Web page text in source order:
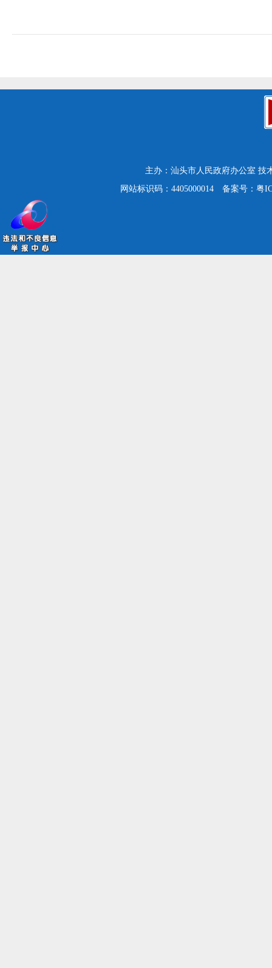
主办：汕头市人民政府办公室 技
网站标识码：4405000014
备案号：粤